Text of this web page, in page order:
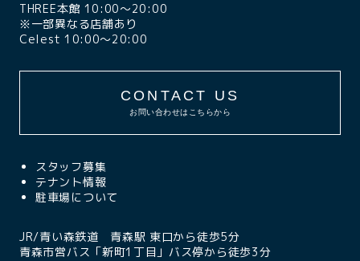
THREE本館 10:00〜20:00
※一部異なる店舗あり
Celest 10:00〜20:00
CONTACT US
お問い合わせはこちらから
スタッフ募集
テナント情報
駐車場について
JR/青い森鉄道 青森駅 東口から徒歩5分
青森市営バス「新町1丁目」バス停から徒歩3分